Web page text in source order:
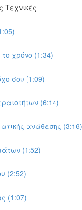
Τεχνικές
χρόνο (1:34)
σου (1:09)
(6:14)
ανάθεσης (3:16)
(1:52)
(2:52)
(1:07)